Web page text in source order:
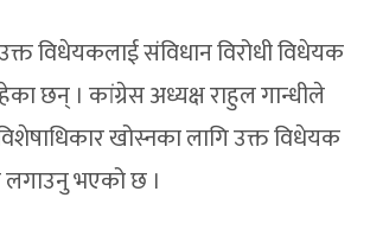
विधेयकलाई संविधान विरोधी विधेयक
छन् । कांग्रेस अध्यक्ष राहुल गान्धीले
विशेषाधिकार खोस्नका लागि उक्त विधेयक
भएको छ ।